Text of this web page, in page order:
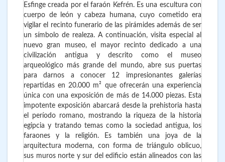
Esfinge creada por el faraón Kefrén. Es una escultura con
cuerpo de león y cabeza humana, cuyo cometido era
vigilar el recinto funerario de las pirámides además de ser
un símbolo de realeza. A continuación, visita especial al
nuevo gran museo, el mayor recinto dedicado a una
civilización antigua y descrito como el museo
arqueológico más grande del mundo, abre sus puertas
para darnos a conocer 12 impresionantes galerías
repartidas en 20.000 m² que ofrecerán una experiencia
única con una exposición de más de 14.000 piezas. Esta
impotente exposición abarcará desde la prehistoria hasta
el período romano, mostrando la riqueza de la historia
egipcia y tratando temas como la sociedad antigua, los
faraones y la religión. Es también una joya de la
arquitectura moderna, con forma de triángulo oblicuo,
sus muros norte y sur del edificio están alineados con las